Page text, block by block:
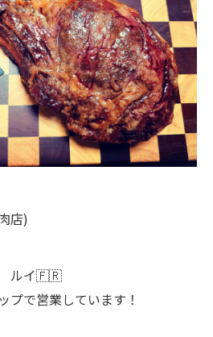
店)
ルイ🇫🇷
プで営業しています！